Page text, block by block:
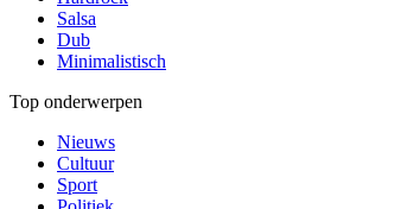
Salsa
Dub
Minimalistisch
Top onderwerpen
Nieuws
Cultuur
Sport